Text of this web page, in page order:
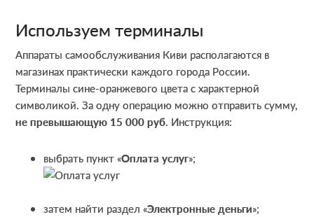
Используем терминалы
Аппараты самообслуживания Киви располагаются в
магазинах практически каждого города России.
Терминалы сине-оранжевого цвета с характерной
символикой. За одну операцию можно отправить сумму,
не превышающую 15 000 руб. Инструкция:
выбрать пункт «Оплата услуг»;
затем найти раздел «Электронные деньги»;